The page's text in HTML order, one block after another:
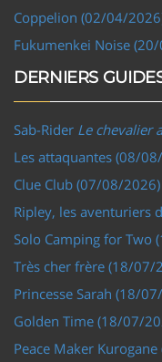
Coppelion (02/04/
Fukumenkei Noise
DERNIERS
Sab-Rider Le chevalier
Les attaquantes (08/
Clue Club (07/08/2026)
Ripley, les aventuriers
Solo Camping for Two
Très cher frère (18/07/
Princesse Sarah (18/
Golden Time (18/07/
Peace Maker